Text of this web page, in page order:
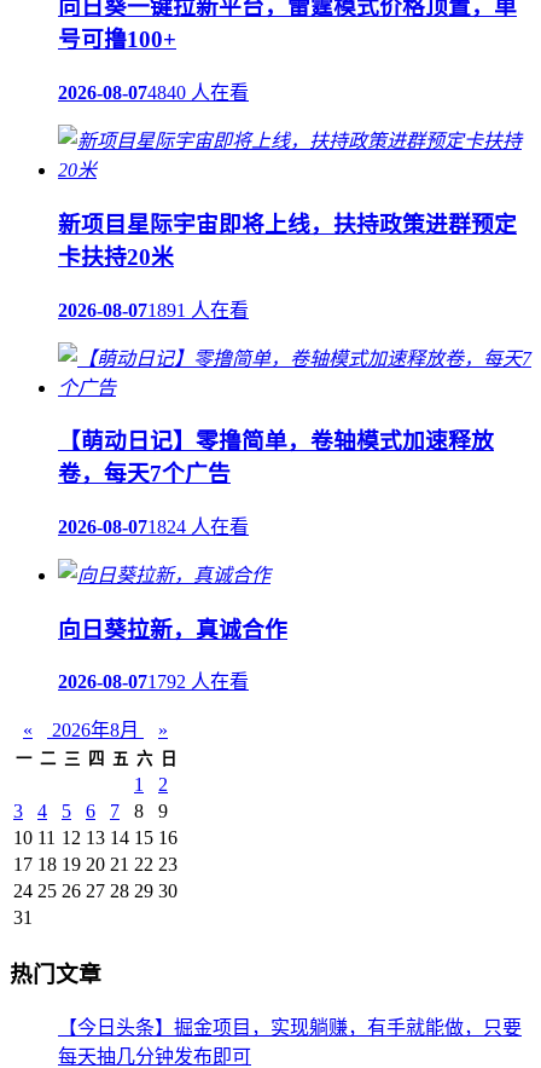
向日葵一键拉新平台，雷霆模式价格顶置，单
号可撸100+
2026-08-074840 人在看
新项目星际宇宙即将上线，扶持政策进群预定
卡扶持20米
2026-08-071891 人在看
【萌动日记】零撸简单，卷轴模式加速释放
卷，每天7个广告
2026-08-071824 人在看
向日葵拉新，真诚合作
2026-08-071792 人在看
« 2026年8月 »
一 二 三 四 五 六 日
1
2
3
4 5 6 7 8
9
10 11 12 13 14 15 16
17 18 19 20 21 22 23
24 25 26 27 28 29 30
31
热门文章
【今日头条】掘金项目，实现躺赚，有手就能做，只要
每天抽几分钟发布即可